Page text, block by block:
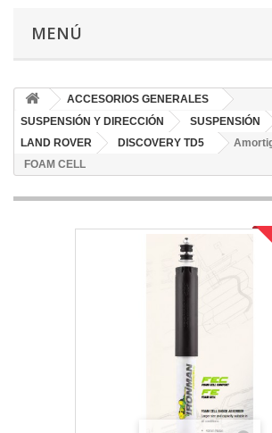
MENÚ
ACCESORIOS GENERALES
SUSPENSIÓN Y DIRECCIÓN
SUSPENSIÓN
LAND ROVER
DISCOVERY TD5
FOAM CELL